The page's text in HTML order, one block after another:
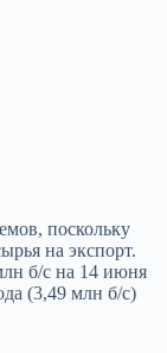
поскольку
на экспорт.
б/с на 14 июня
(3,49 млн б/с)